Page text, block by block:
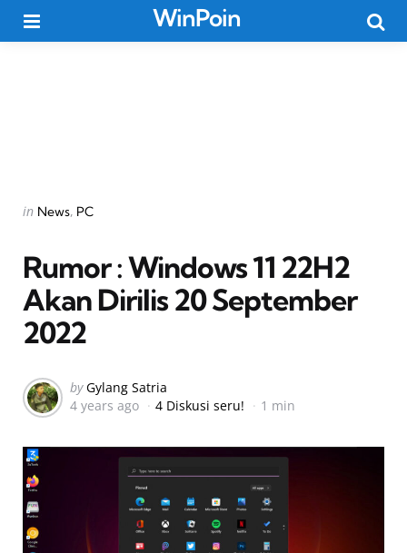
WinPoin
Categories
Posted
in News PC
Rumor : Windows 11 22H2
Akan Dirilis 20 September
2022
Posted
by
by Gylang Satria
4 years ago
4 Diskusi seru! 1 min